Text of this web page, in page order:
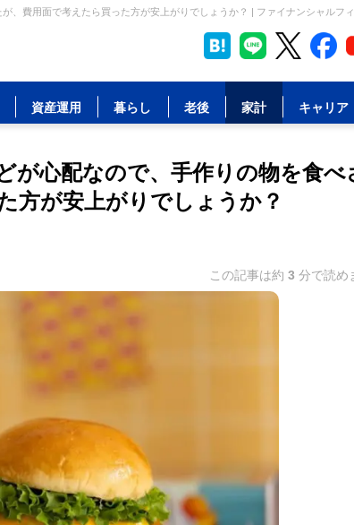
、費用面で考えたら買った方が安上がりでしょうか？ | ファイナンシャルフ
資産運用 暮らし 老後 家計 キャリア
が心配なので、手作りの物を食べ
方が安上がりでしょうか？
この記事は約 3 分で読め